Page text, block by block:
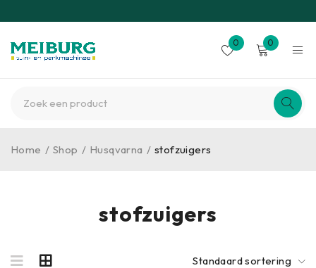
0 0
stofzuigers
Home / Shop / Husqvarna / stofzuigers
Standaard sortering